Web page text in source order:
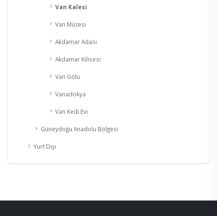
Van Kalesi
Van Müzesi
Akdamar Adası
Akdamar Kilisesi
Van Gölü
Vanadokya
Van Kedi Evi
Güneydoğu Anadolu Bölgesi
Yurt Dışı